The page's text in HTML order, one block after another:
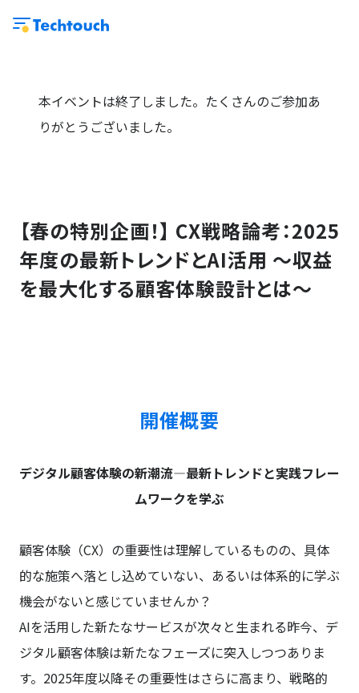
本イベントは終了しました。たくさんのご参加あ
りがとうございました。
【春の特別企画！】 CX戦略論考：2025
年度の最新トレンドとAI活用 ～収益
を最大化する顧客体験設計とは～
開催概要
デジタル顧客体験の新潮流—最新トレンドと実践フレー
ムワークを学ぶ
顧客体験（CX）の重要性は理解しているものの、具体
的な施策へ落とし込めていない、あるいは体系的に学ぶ
機会がないと感じていませんか？
AIを活用した新たなサービスが次々と生まれる昨今、デ
ジタル顧客体験は新たなフェーズに突入しつつありま
す。2025年度以降その重要性はさらに高まり、戦略的